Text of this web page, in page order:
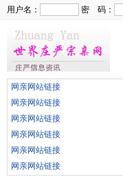
用户名： 密 码：
网亲网站链接
网亲网站链接
网亲网站链接
网亲网站链接
网亲网站链接
网亲网站链接